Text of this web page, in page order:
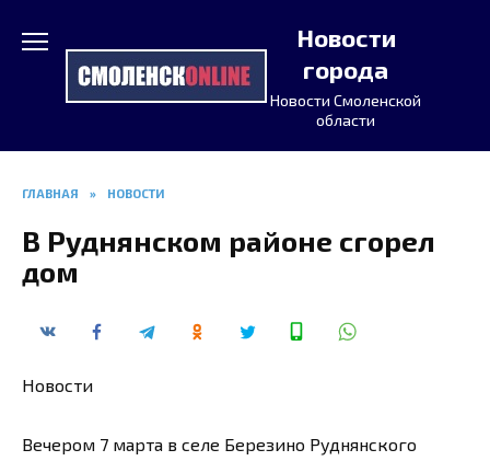
содержанию
Новости
города
Новости Смоленской
области
ГЛАВНАЯ » НОВОСТИ
В Руднянском районе сгорел
дом
Новости
Вечером 7 марта в селе Березино Руднянского